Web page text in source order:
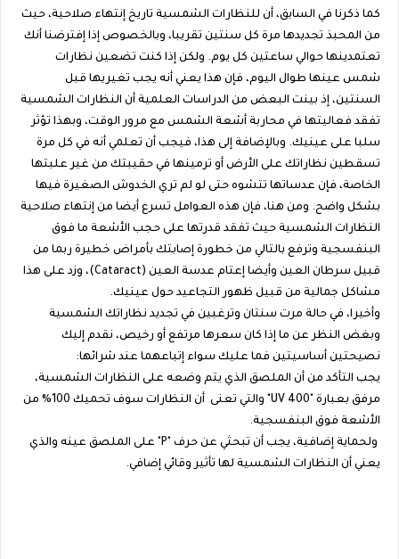
كما ذكرنا في السابق، أن للنظارات الشمسية تاريخ إنتهاء صلاحية، حيث
من المحبذ تجديدها مرة كل سنتين تقريبا، وبالخصوص إذا إفترضنا أنك
تعتمدينها حوالي ساعتين كل يوم. ولكن إذا كنت تضعين نظارات
شمس عينها طوال اليوم، فإن هذا يعني أنه يجب تغيريها قبل
السنتين، إذ بينت البعض من الدراسات العلمية أن النظارات الشمسية
تفقد فعاليتها في محاربة أشعة الشمس مع مرور الوقت، وبهذا تؤثر
سلبا على عينيك. وبالإضافة إلى هذا، فيجب أن تعلمي أنه في كل مرة
تسقطين نظاراتك على الأرض أو ترمينها في حقيبتك من غير علبتها
الخاصة، فإن عدساتها تتشوه حتى لو لم تري الخدوش الصغيرة فيها
بشكل واضح. ومن هنا، فإن هذه العوامل تسرع أيضا من إنتهاء صلاحية
النظارات الشمسية حيث تفقد قدرتها على حجب الأشعة ما فوق
البنفسجية وترفع بالتالي من خطورة إصابتك بأمراض خطيرة ربما من
قبيل سرطان العين وأيضا إعتام عدسة العين (Cataract)، وزد على هذا
مشاكل جمالية من قبيل ظهور التجاعيد حول عينيك.
وأخيرا، في حالة مرت سنتان وترغبين في تجديد نظاراتك الشمسية
وبغض النظر عن ما إذا كان سعرها مرتفع أو رخيص، نقدم إليك
نصيحتين أساسيتين فما عليك سواء إتباعهما عند شرائها:
يجب التأكد من أن الملصق الذي يتم وضعه على النظارات الشمسية،
مرفق بعبارة "400 UV" والتي تعنى أن النظارات سوف تحميك 100% من
الأشعة فوق البنفسجية.
ولحماية إضافية، يجب أن تبحثي عن حرف "P" على الملصق عينه والذي
يعني أن النظارات الشمسية لها تأثير وقائي إضافي.